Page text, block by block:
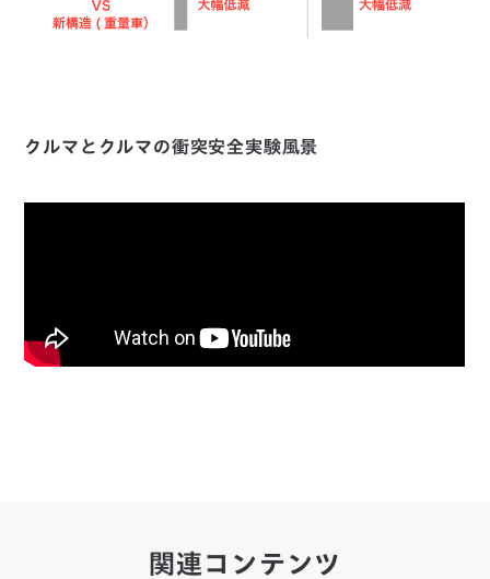
クルマとクルマの衝突安全実験風景
関連コンテンツ